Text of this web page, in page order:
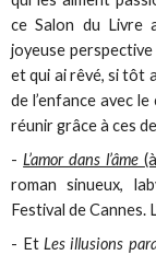
ce Salon du Livre
joyeuse
et qui ai rêvé, si tôt
de l’enfance avec
réunir grâce à ces
-L’amor dans l’âme
roman sinueux,
Festival de Cannes.
- EtLes illusions